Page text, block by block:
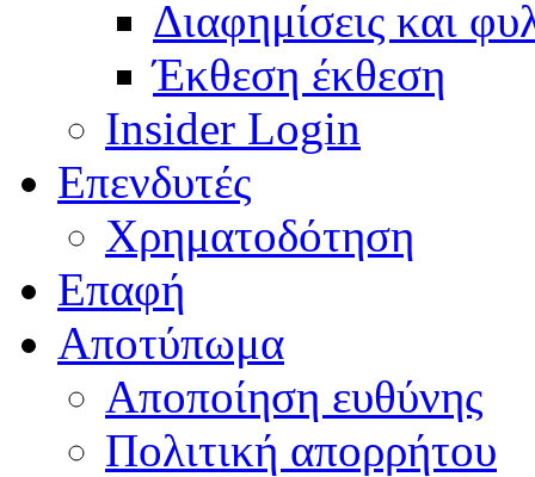
Διαφημίσεις και
Έκθεση έκθεση
Insider Login
Επενδυτές
Χρηματοδότηση
Eπαφή
Αποτύπωμα
Αποποίηση ευθύνης
Πολιτική απορρήτου